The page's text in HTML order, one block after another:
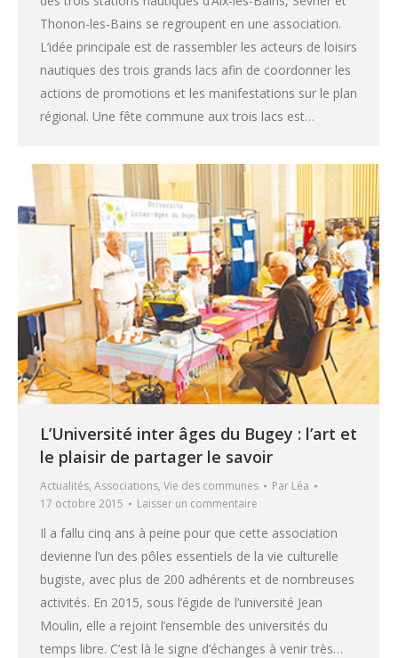
Thonon-les-Bains se regroupent en une association.
L’idée principale est de rassembler les acteurs de loisirs
nautiques des trois grands lacs afin de coordonner les
actions de promotions et les manifestations sur le plan
régional. Une fête commune aux trois lacs est…
L’Université inter âges du Bugey : l’art et
le plaisir de partager le savoir
Actualités, Associations, Vie des communes Par Léa
17 octobre 2015
Laisser un commentaire
Il a fallu cinq ans à peine pour que cette association
devienne l’un des pôles essentiels de la vie culturelle
bugiste, avec plus de 200 adhérents et de nombreuses
activités. En 2015, sous l’égide de l’université Jean
Moulin, elle a rejoint l’ensemble des universités du
temps libre. C’est là le signe d’échanges à venir très…